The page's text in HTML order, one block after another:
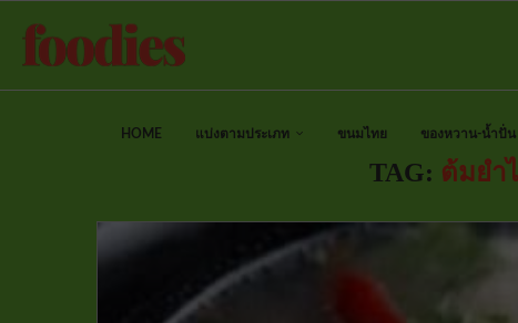
HOME แบ่งตามประเภท ขนมไทย ของหวาน-น้ำปั่น
TAG: ต้มยำ